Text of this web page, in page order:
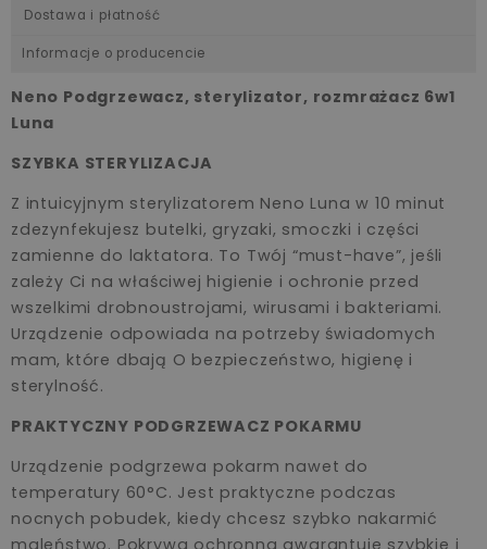
Dostawa i płatność
Informacje o producencie
Neno Podgrzewacz, sterylizator, rozmrażacz 6w1
Luna
SZYBKA STERYLIZACJA
Z intuicyjnym sterylizatorem Neno Luna w 10 minut
zdezynfekujesz butelki, gryzaki, smoczki i części
zamienne do laktatora. To Twój “must-have”, jeśli
zależy Ci na właściwej higienie i ochronie przed
wszelkimi drobnoustrojami, wirusami i bakteriami.
Urządzenie odpowiada na potrzeby świadomych
mam, które dbają O bezpieczeństwo, higienę i
sterylność.
PRAKTYCZNY PODGRZEWACZ POKARMU
Urządzenie podgrzewa pokarm nawet do
temperatury 60°C. Jest praktyczne podczas
nocnych pobudek, kiedy chcesz szybko nakarmić
maleństwo. Pokrywa ochronna gwarantuje szybkie i